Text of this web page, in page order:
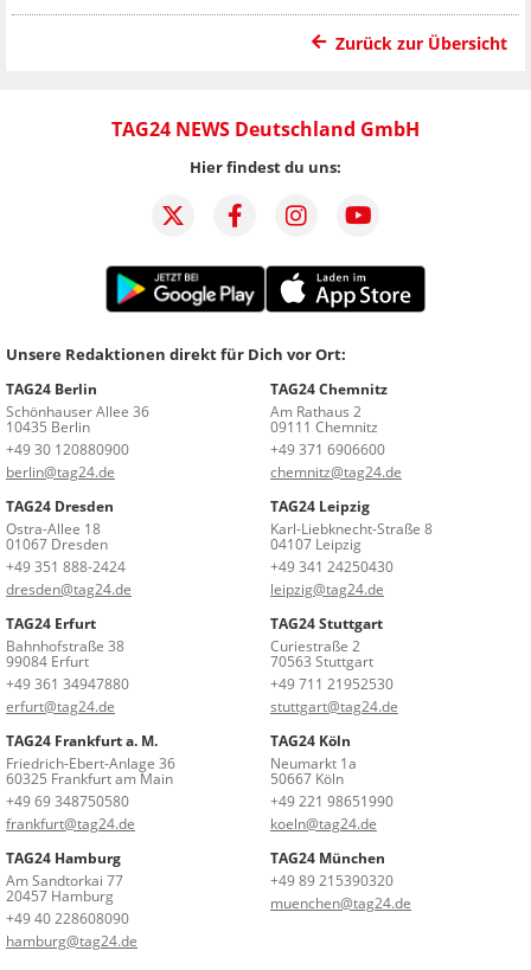
Zurück zur Übersicht
TAG24 NEWS Deutschland GmbH
Hier findest du uns:
Unsere Redaktionen direkt für Dich vor Ort:
TAG24 Berlin
Schönhauser Allee 36
10435 Berlin
+49 30 120880900
berlin@tag24.de
TAG24 Chemnitz
Am Rathaus 2
09111 Chemnitz
+49 371 6906600
chemnitz@tag24.de
TAG24 Dresden
Ostra-Allee 18
01067 Dresden
+49 351 888-2424
dresden@tag24.de
TAG24 Leipzig
Karl-Liebknecht-Straße 8
04107 Leipzig
+49 341 24250430
leipzig@tag24.de
TAG24 Erfurt
Bahnhofstraße 38
99084 Erfurt
+49 361 34947880
erfurt@tag24.de
TAG24 Stuttgart
Curiestraße 2
70563 Stuttgart
+49 711 21952530
stuttgart@tag24.de
TAG24 Frankfurt a. M.
Friedrich-Ebert-Anlage 36
60325 Frankfurt am Main
+49 69 348750580
frankfurt@tag24.de
TAG24 Köln
Neumarkt 1a
50667 Köln
+49 221 98651990
koeln@tag24.de
TAG24 Hamburg
Am Sandtorkai 77
20457 Hamburg
+49 40 228608090
hamburg@tag24.de
TAG24 München
+49 89 215390320
muenchen@tag24.de